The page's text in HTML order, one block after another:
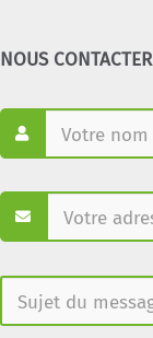
NOUS CONTACTER